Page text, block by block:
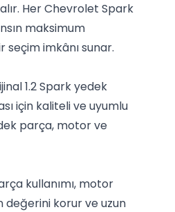
Her Chevrolet Spark
maksimum
imkânı sunar.
1.2 Spark yedek
için kaliteli ve uyumlu
parça, motor ve
kullanımı, motor
değerini korur ve uzun